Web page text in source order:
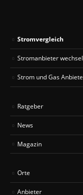
Stromvergleich
Stromanbieter
Strom und Gas
Ratgeber
News
Magazin
Orte
Anbieter